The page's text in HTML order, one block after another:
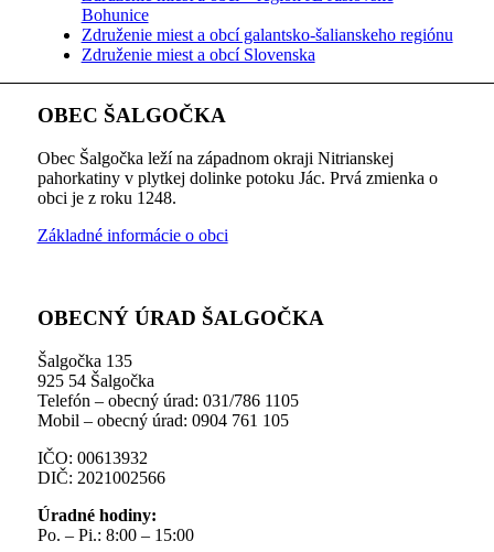
Bohunice
Združenie miest a obcí galantsko-šalianskeho regiónu
Združenie miest a obcí Slovenska
OBEC ŠALGOČKA
Obec Šalgočka leží na západnom okraji Nitrianskej
pahorkatiny v plytkej dolinke potoku Jác. Prvá zmienka o
obci je z roku 1248.
Základné informácie o obci
OBECNÝ ÚRAD ŠALGOČKA
Šalgočka 135
925 54 Šalgočka
Telefón – obecný úrad: 031/786 1105
Mobil – obecný úrad: 0904 761 105
IČO: 00613932
DIČ: 2021002566
Úradné hodiny:
Po. – Pi.: 8:00 – 15:00